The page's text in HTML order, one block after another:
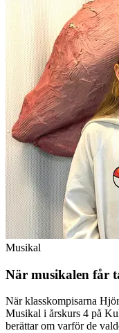
Musikal
När musikalen får
När klasskompisarna
Musikal i årskurs 4 på
berättar om varför de